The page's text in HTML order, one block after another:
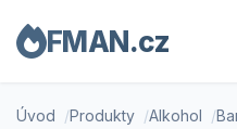
FMAN.cz
Úvod Produkty Alkohol